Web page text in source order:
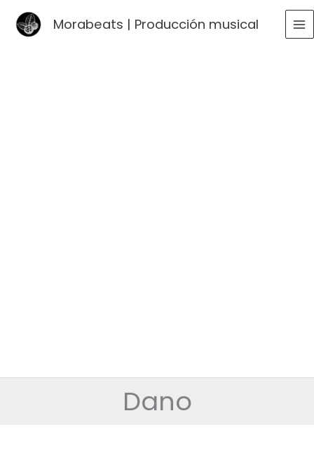
Morabeats | Producción musical
Dano